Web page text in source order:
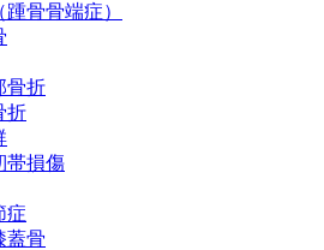
骨骨端症）
骨折
折
帯損傷
症
蓋骨